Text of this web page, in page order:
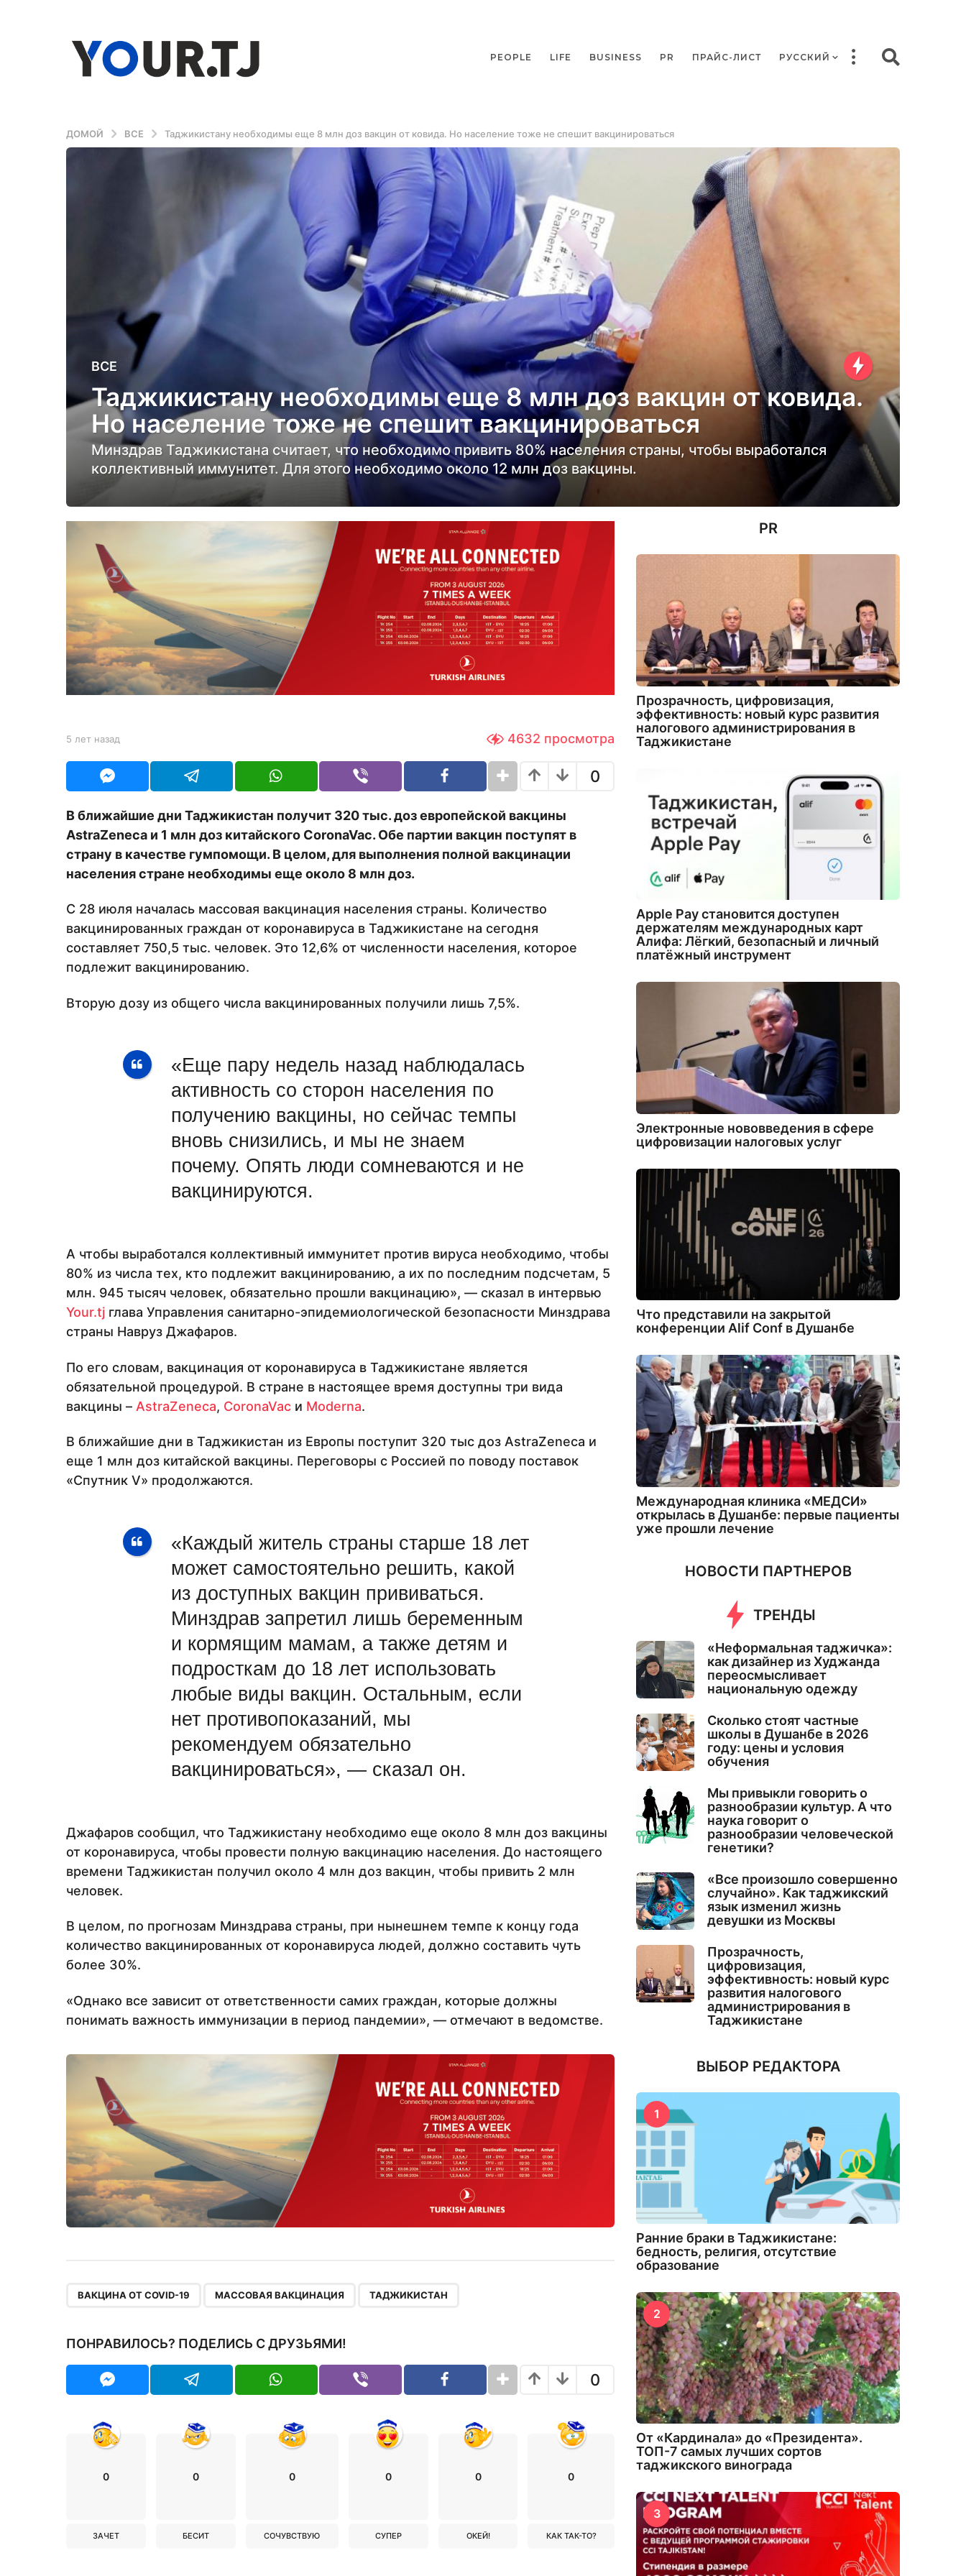
PEOPLE LIFE BUSINESS PR ПРАЙС-ЛИСТ РУССКИЙ
ДОМОЙ ВСЕ Таджикистану необходимы еще 8 млн доз вакцин от ковида. Но население тоже не спешит вакцинироваться
5
е
т
н
а
з
л
е
н
а
з
а
д
ВСЕ
Таджикистану необходимы еще 8 млн доз вакцин от ковида.
Но население тоже не спешит вакцинироваться
Минздрав Таджикистана считает, что необходимо привить 80% населения страны, чтобы выработался
коллективный иммунитет. Для этого необходимо около 12 млн доз вакцины.
b
Y
U
5 лет назад
н
з
а
4632 просмотра
0
В ближайшие дни Таджикистан получит 320 тыс. доз европейской вакцины
AstraZeneca и 1 млн доз китайского CoronaVac. Обе партии вакцин поступят в
страну в качестве гумпомощи. В целом, для выполнения полной вакцинации
населения стране необходимы еще около 8 млн доз.
С 28 июля началась массовая вакцинация населения страны. Количество
вакцинированных граждан от коронавируса в Таджикистане на сегодня
составляет 750,5 тыс. человек. Это 12,6% от численности населения, которое
подлежит вакцинированию.
Вторую дозу из общего числа вакцинированных получили лишь 7,5%.
«Еще пару недель назад наблюдалась
активность со сторон населения по
получению вакцины, но сейчас темпы
вновь снизились, и мы не знаем
почему. Опять люди сомневаются и не
вакцинируются.
А чтобы выработался коллективный иммунитет против вируса необходимо, чтобы
80% из числа тех, кто подлежит вакцинированию, а их по последним подсчетам, 5
млн. 945 тысяч человек, обязательно прошли вакцинацию», — сказал в интервью
Your.tj глава Управления санитарно-эпидемиологической безопасности Минздрава
страны Навруз Джафаров.
По его словам, вакцинация от коронавируса в Таджикистане является
обязательной процедурой. В стране в настоящее время доступны три вида
вакцины – AstraZeneca, CoronaVac и Moderna.
В ближайшие дни в Таджикистан из Европы поступит 320 тыс доз AstraZeneca и
еще 1 млн доз китайской вакцины. Переговоры с Россией по поводу поставок
«Спутник V» продолжаются.
«Каждый житель страны старше 18 лет
может самостоятельно решить, какой
из доступных вакцин прививаться.
Минздрав запретил лишь беременным
и кормящим мамам, а также детям и
подросткам до 18 лет использовать
любые виды вакцин. Остальным, если
нет противопоказаний, мы
рекомендуем обязательно
вакцинироваться», — сказал он.
Джафаров сообщил, что Таджикистану необходимо еще около 8 млн доз вакцины
от коронавируса, чтобы провести полную вакцинацию населения. До настоящего
времени Таджикистан получил около 4 млн доз вакцин, чтобы привить 2 млн
человек.
В целом, по прогнозам Минздрава страны, при нынешнем темпе к концу года
количество вакцинированных от коронавируса людей, должно составить чуть
более 30%.
«Однако все зависит от ответственности самих граждан, которые должны
понимать важность иммунизации в период пандемии», — отмечают в ведомстве.
ВАКЦИНА ОТ COVID-19 МАССОВАЯ ВАКЦИНАЦИЯ ТАДЖИКИСТАН
ПОНРАВИЛОСЬ? ПОДЕЛИСЬ С ДРУЗЬЯМИ!
0
0
ЗАЧЕТ
0
БЕСИТ
0
СОЧУВСТВУЮ
0
СУПЕР
0
ОКЕЙ!
0
КАК ТАК-ТО?
PR
Прозрачность, цифровизация,
эффективность: новый курс развития
налогового администрирования в
Таджикистане
Apple Pay становится доступен
держателям международных карт
Алифа: Лёгкий, безопасный и личный
платёжный инструмент
Электронные нововведения в сфере
цифровизации налоговых услуг
Что представили на закрытой
конференции Alif Conf в Душанбе
Международная клиника «МЕДСИ»
открылась в Душанбе: первые пациенты
уже прошли лечение
НОВОСТИ ПАРТНЕРОВ
ТРЕНДЫ
«Неформальная таджичка»:
как дизайнер из Худжанда
переосмысливает
национальную одежду
Сколько стоят частные
школы в Душанбе в 2026
году: цены и условия
обучения
Мы привыкли говорить о
разнообразии культур. А что
наука говорит о
разнообразии человеческой
генетики?
«Все произошло совершенно
случайно». Как таджикский
язык изменил жизнь
девушки из Москвы
Прозрачность,
цифровизация,
эффективность: новый курс
развития налогового
администрирования в
Таджикистане
ВЫБОР РЕДАКТОРА
1
Ранние браки в Таджикистане:
бедность, религия, отсутствие
образование
2
От «Кардинала» до «Президента».
ТОП-7 самых лучших сортов
таджикского винограда
3